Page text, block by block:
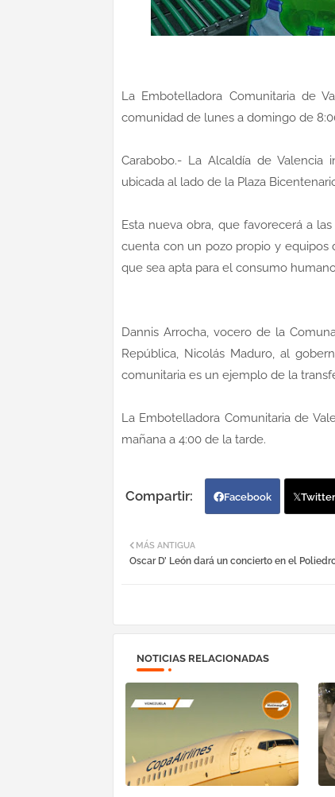
La Embotelladora Comunitaria de
comunidad de lunes a domingo de
Carabobo.- La Alcaldía de Valencia
ubicada al lado de la Plaza
Esta nueva obra, que favorecerá a
cuenta con un pozo propio y equipos
que sea apta para el consumo
Dannis Arrocha, vocero de la
República, Nicolás Maduro, al
comunitaria es un ejemplo de la
La Embotelladora Comunitaria de
mañana a 4:00 de la tarde.
Facebook Twitter
MÁS ANTIGUA
Oscar D’ León dará un concierto en el
NOTICIAS RELACIONADAS